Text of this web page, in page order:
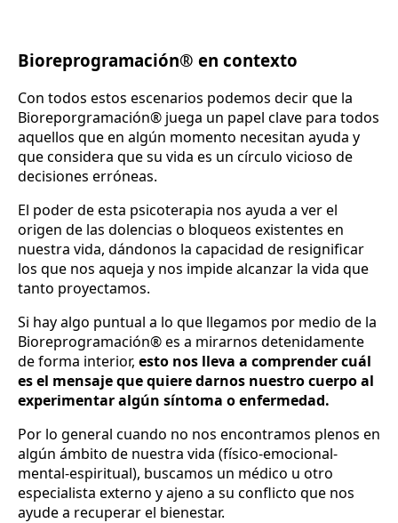
Bioreprogramación® en contexto
Con todos estos escenarios podemos decir que la
Bioreporgramación® juega un papel clave para todos
aquellos que en algún momento necesitan ayuda y
que considera que su vida es un círculo vicioso de
decisiones erróneas.
El poder de esta psicoterapia nos ayuda a ver el
origen de las dolencias o bloqueos existentes en
nuestra vida, dándonos la capacidad de resignificar
los que nos aqueja y nos impide alcanzar la vida que
tanto proyectamos.
Si hay algo puntual a lo que llegamos por medio de la
Bioreprogramación® es a mirarnos detenidamente
de forma interior, esto nos lleva a comprender cuál
es el mensaje que quiere darnos nuestro cuerpo al
experimentar algún síntoma o enfermedad.
Por lo general cuando no nos encontramos plenos en
algún ámbito de nuestra vida (físico-emocional-
mental-espiritual), buscamos un médico u otro
especialista externo y ajeno a su conflicto que nos
ayude a recuperar el bienestar.